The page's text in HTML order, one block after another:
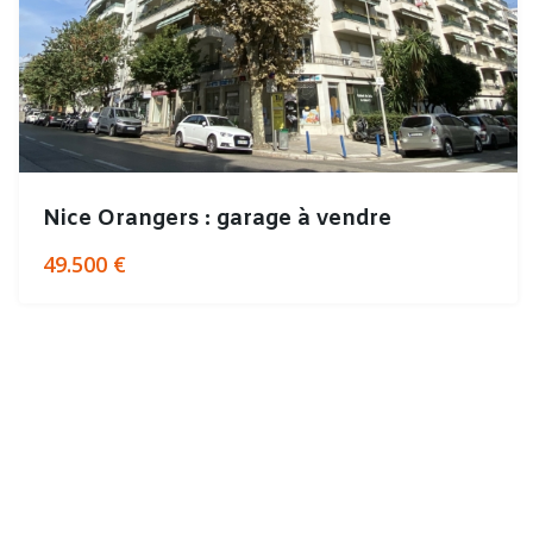
Nice Orangers : garage à vendre
49.500 €